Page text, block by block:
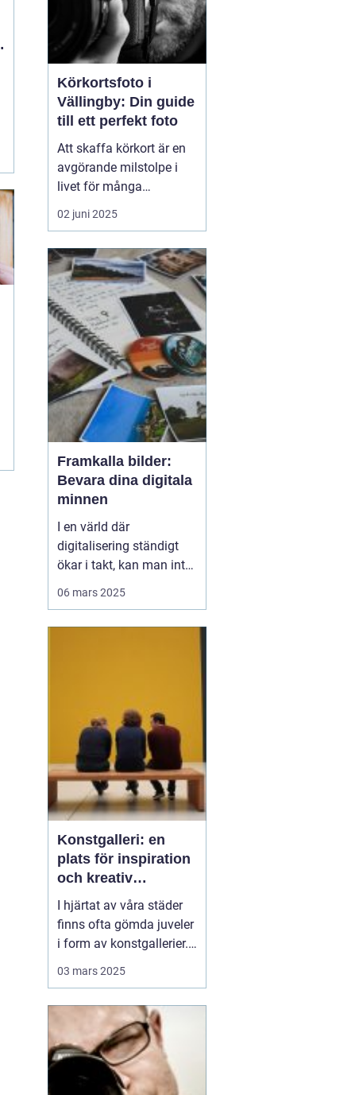
Körkortsfoto i
Vällingby: Din guide
till ett perfekt foto
Att skaffa körkort är en
avgörande milstolpe i
livet för många
människor, och att ha ett
korrekt och
körkortsfoto är en viktig
del av denna process. I
Vällingby finns det flera
alternativ f...
02 juni 2025
Framkalla bilder:
Bevara dina digitala
minnen
I en värld där
digitalisering ständigt
ökar i takt, kan man inte
06 mars 2025
Konstgalleri: en
plats för inspiration
och kreativ
upplevelse
I hjärtat av våra städer
finns ofta gömda juveler
i form av konstgallerier.
utan kulturella nav där
kreativitet frodas och
tankeväckande
dialoger...
03 mars 2025